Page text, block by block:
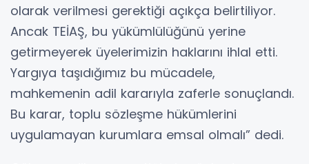
olarak verilmesi gerektiği açıkça belirtiliyor.
Ancak TEİAŞ, bu yükümlülüğünü yerine
getirmeyerek üyelerimizin haklarını ihlal etti.
Yargıya taşıdığımız bu mücadele,
mahkemenin adil kararıyla zaferle sonuçlandı.
Bu karar, toplu sözleşme hükümlerini
uygulamayan kurumlara emsal olmalı” dedi.